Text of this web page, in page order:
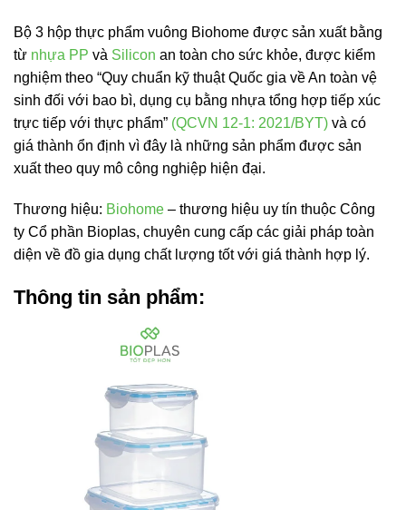
Bộ 3 hộp thực phẩm vuông Biohome được sản xuất bằng
từ nhựa PP và Silicon an toàn cho sức khỏe, được kiểm
nghiệm theo “Quy chuẩn kỹ thuật Quốc gia về An toàn vệ
sinh đối với bao bì, dụng cụ bằng nhựa tổng hợp tiếp xúc
trực tiếp với thực phẩm” (QCVN 12-1: 2021/BYT) và có
giá thành ổn định vì đây là những sản phẩm được sản
xuất theo quy mô công nghiệp hiện đại.
Thương hiệu: Biohome – thương hiệu uy tín thuộc Công
ty Cổ phần Bioplas, chuyên cung cấp các giải pháp toàn
diện về đồ gia dụng chất lượng tốt với giá thành hợp lý.
Thông tin sản phẩm: